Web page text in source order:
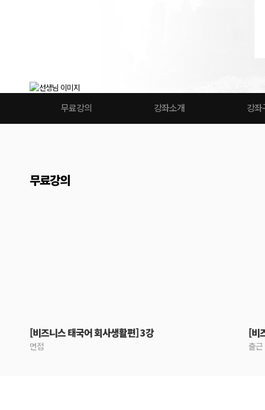
무료강의 강좌소개 강좌
무료강의
[비즈니스 태국어 회사생활편] 3강
면접
[비
출근